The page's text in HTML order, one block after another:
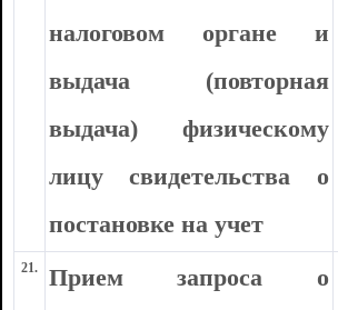
налоговом органе и
выдача (повторная
выдача) физическому
лицу свидетельства о
постановке на учет
21.
Прием запроса о